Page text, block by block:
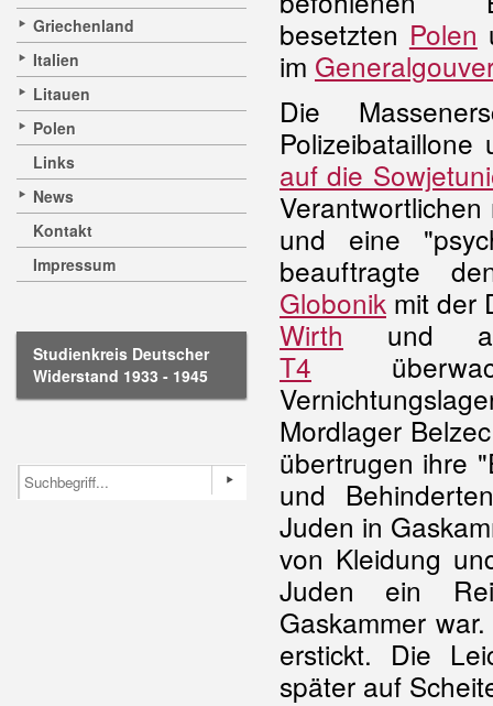
Griechenland
Italien
Litauen
Polen
Links
News
Kontakt
Impressum
Studienkreis Deutscher
Widerstand 1933 - 1945
besetzten Polen
im
Die
auf die
und eine
beauftragte
Globonik mit der
Wirth und
T4
Mordlager
übertrugen ihre
und
Juden in
von Kleidung
Juden ein
Gaskammer
erstickt. Die
später auf